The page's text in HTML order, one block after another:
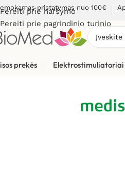
Pereiti prie naršymo
Pereiti prie pagrindinio turinio
pristatymas nuo 100€
prekės Elektrostimuliatoriai
Sveikiems namams